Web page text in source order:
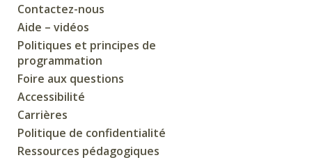
Contactez-nous
Aide – vidéos
Politiques et principes de
programmation
Foire aux questions
Accessibilité
Carrières
Politique de confidentialité
Ressources pédagogiques